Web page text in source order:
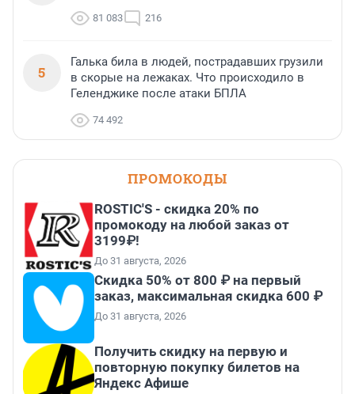
81 083 216
5
Галька била в людей, пострадавших грузили
в скорые на лежаках. Что происходило в
Геленджике после атаки БПЛА
74 492
ПРОМОКОДЫ
ROSTIC'S - скидка 20% по
промокоду на любой заказ от
3199₽!
До 31 августа, 2026
Скидка 50% от 800 ₽ на первый
заказ, максимальная скидка 600 ₽
До 31 августа, 2026
Получить скидку на первую и
повторную покупку билетов на
Яндекс Афише